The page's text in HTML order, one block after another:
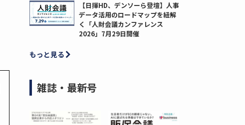
【日揮HD、デンソーら登壇】人事
データ活用のロードマップを紐解
く「人財会議カンファレンス
2026」7月29日開催
もっと見る
雑誌・最新号